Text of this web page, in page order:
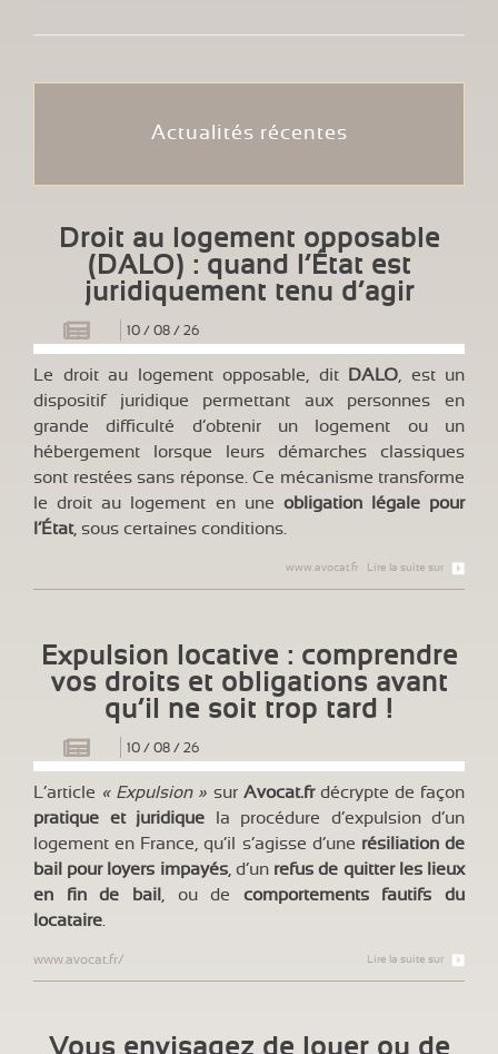
Actualités récentes
Droit au logement opposable
(DALO) : quand l’État est
juridiquement tenu d’agir
10 /08 /26
Le droit au logement opposable, dit DALO, est un
dispositif juridique permettant aux personnes en
grande difficulté d’obtenir un logement ou un
hébergement lorsque leurs démarches classiques
sont restées sans réponse. Ce mécanisme transforme
le droit au logement en une obligation légale pour
l’État, sous certaines conditions.
Lire la suite sur
www.avocat.fr
Expulsion locative : comprendre
vos droits et obligations avant
qu’il ne soit trop tard !
10 /08 /26
L’article « Expulsion » sur Avocat.frdécrypte de façon
pratique et juridique la procédure d’expulsion d’un
logement en France, qu’il s’agisse d’une résiliation de
bail pour loyers impayés, d’un refus de quitter les lieux
en fin de bail , ou de comportements fautifs du
locataire.
Lire la suite sur
www.avocat.fr/
Vous envisagez de louer ou de